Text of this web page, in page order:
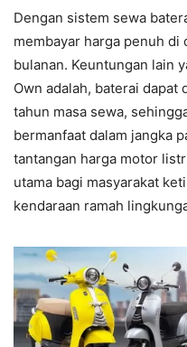
Dengan sistem sewa
membayar harga penuh di
bulanan. Keuntungan lain
Own adalah, baterai
tahun masa sewa,
bermanfaat dalam jangka
tantangan harga motor
utama bagi masyarakat
kendaraan ramah